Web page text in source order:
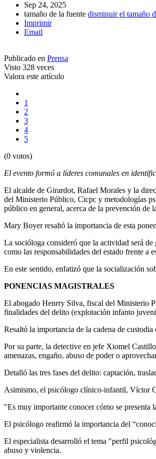
Sep 24, 2025
tamaño de la fuente disminuir el tamaño
Imprimir
Email
Publicado en Prensa
Visto 328 veces
Valora este artículo
1
2
3
4
5
(0 votos)
El evento formó a líderes comunales en
El alcalde de Girardot, Rafael Morales y la
del Ministerio Público, Cicpc y metodologías
público en general, acerca de la prevención
Mary Boyer resaltó la importancia de esta
La socióloga consideró que la actividad será
como las responsabilidades del estado frente a
En este sentido, enfatizó que la socialización
PONENCIAS MAGISTRALES
El abogado Henrry Silva, fiscal del Ministerio
finalidades del delito (explotación infanto
Resaltó la importancia de la cadena de
Por su parte, la detective en jefe Xiomel
amenazas, engaño, abuso de poder o
Detalló las tres fases del delito: captación,
Asimismo, el psicólogo clínico-infantil, Víctor
"Es muy importante conocer cómo se presenta
El psicólogo reafirmó la importancia del
El especialista desarrolló el tema "perfil
abuso y violencia.